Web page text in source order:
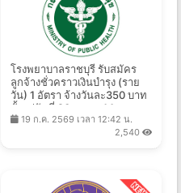
โรงพยาบาลราชบุรี รับสมัคร
ลูกจ้างชั่วคราวเงินบำรุง (ราย
วัน) 1 อัตรา จ้างวันละ350 บาท
ตั้งแต่วันที่ 20 ก.ค. - 14 ส.ค.
2569
19 ก.ค. 2569 เวลา 12:42 น.
2,540